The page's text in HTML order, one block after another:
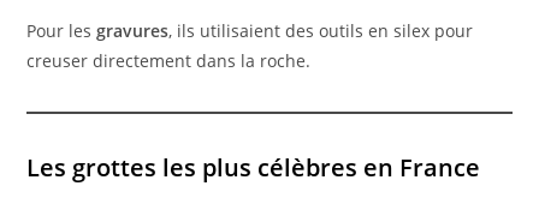
Pour lesgravures, ils utilisaient des outils en silex pour
creuser directement dans la roche.
Les grottes les plus célèbres en France